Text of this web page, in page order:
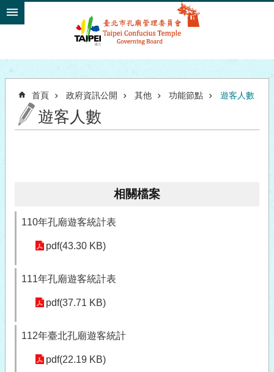
跳到主要內容區塊
首頁 政府資訊公開 其他 功能節點 遊客人數
遊客人數
相關檔案
110年孔廟遊客統計表
pdf(43.30 KB)
111年孔廟遊客統計表
pdf(37.71 KB)
112年臺北孔廟遊客統計
pdf(22.19 KB)